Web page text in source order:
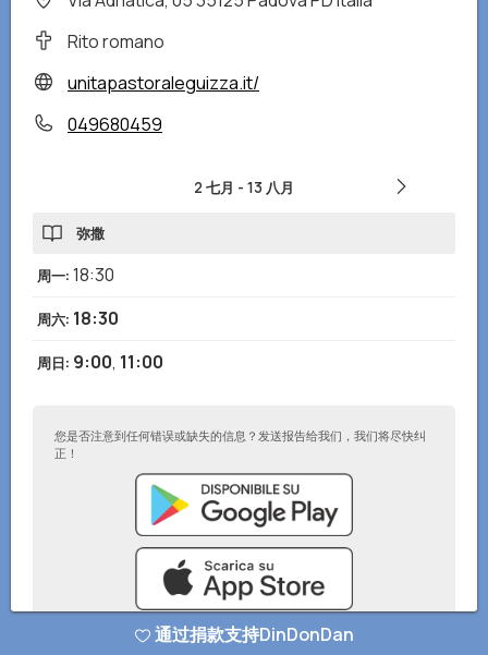
Rito romano
unitapastoraleguizza.it/
049680459
2 七月 - 13 八月
弥撒
周一: 18:30
周六: 18:30
周日: 9:00, 11:00
您是否注意到任何错误或缺失的信息？发送报告给我们，我们将尽快纠
正！
通过捐款支持DinDonDan